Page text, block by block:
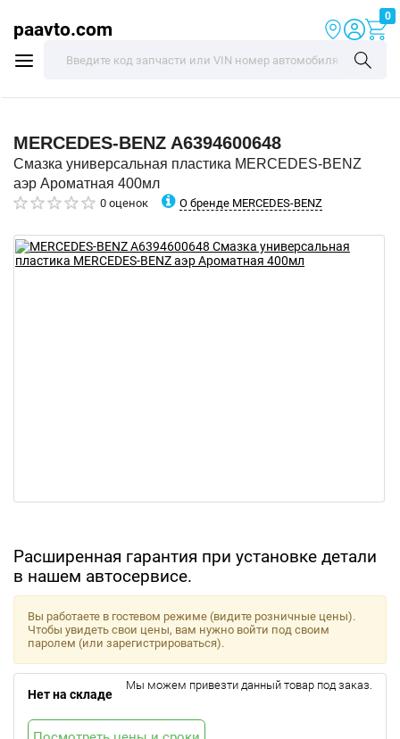
paavto.com
0
MERCEDES-BENZ A6394600648
Смазка универсальная пластика MERCEDES-BENZ
аэр Ароматная 400мл
0 оценок О бренде MERCEDES-BENZ
Расширенная гарантия при установке детали
в нашем автосервисе.
Вы работаете в гостевом режиме (видите розничные цены).
Чтобы увидеть свои цены, вам нужно войти под своим
паролем (или зарегистрироваться).
Нет на складе
Мы можем привезти данный товар под заказ.